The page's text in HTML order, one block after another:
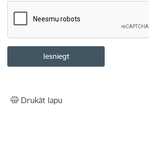
Drukāt lapu